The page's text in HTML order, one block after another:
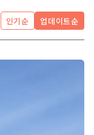
인기순 업데이트순